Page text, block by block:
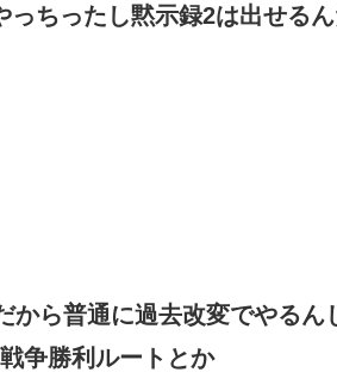
ちったし黙示録2は出せる
ら普通に過去改変でやるん
争勝利ルートとか